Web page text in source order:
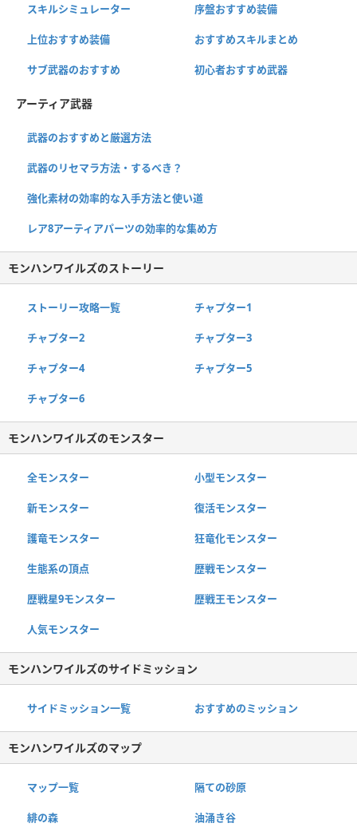
スキルシミュレーター 序盤おすすめ装備
上位おすすめ装備 おすすめスキルまとめ
サブ武器のおすすめ 初心者おすすめ武器
アーティア武器
武器のおすすめと厳選方法
武器のリセマラ方法・するべき？
強化素材の効率的な入手方法と使い道
レア8アーティアパーツの効率的な集め方
モンハンワイルズのストーリー
ストーリー攻略一覧 チャプター1
チャプター2 チャプター3
チャプター4 チャプター5
チャプター6
モンハンワイルズのモンスター
全モンスター 小型モンスター
新モンスター 復活モンスター
護竜モンスター 狂竜化モンスター
生態系の頂点 歴戦モンスター
歴戦星9モンスター 歴戦王モンスター
人気モンスター
モンハンワイルズのサイドミッション
サイドミッション一覧 おすすめのミッション
モンハンワイルズのマップ
マップ一覧 隔ての砂原
緋の森 油涌き谷